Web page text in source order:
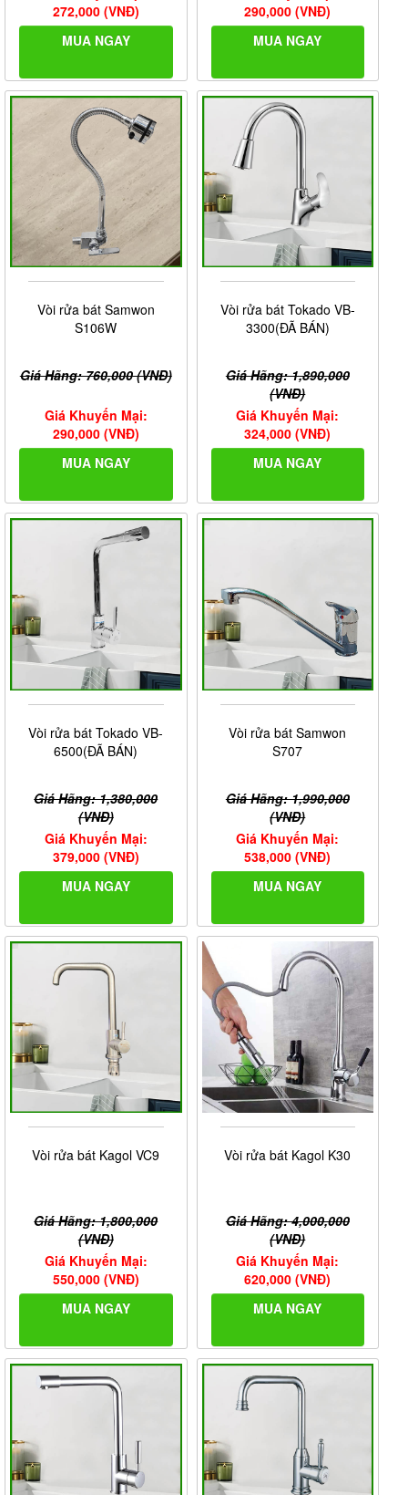
272,000 (VNĐ)
MUA NGAY
290,000 (VNĐ)
MUA NGAY
Vòi rửa bát Samwon
S106W
Giá Hãng: 760,000 (VNĐ)
Giá Khuyến Mại:
290,000 (VNĐ)
MUA NGAY
Vòi rửa bát Tokado VB-
3300(ĐÃ BÁN)
Giá Hãng: 1,890,000
(VNĐ)
Giá Khuyến Mại:
324,000 (VNĐ)
MUA NGAY
Vòi rửa bát Tokado VB-
6500(ĐÃ BÁN)
Giá Hãng: 1,380,000
(VNĐ)
Giá Khuyến Mại:
379,000 (VNĐ)
MUA NGAY
Vòi rửa bát Samwon
S707
Giá Hãng: 1,990,000
(VNĐ)
Giá Khuyến Mại:
538,000 (VNĐ)
MUA NGAY
Vòi rửa bát Kagol VC9
Giá Hãng: 1,800,000
(VNĐ)
Giá Khuyến Mại:
550,000 (VNĐ)
MUA NGAY
Vòi rửa bát Kagol K30
Giá Hãng: 4,000,000
(VNĐ)
Giá Khuyến Mại:
620,000 (VNĐ)
MUA NGAY